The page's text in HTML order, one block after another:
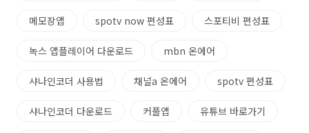
메모장앱 spotv now 편성표 스포티비 편성표
녹스 앱플레이어 다운로드 mbn 온에어
샤나인코더 사용법 채널a 온에어 spotv 편성표
샤나인코더 다운로드 커플앱 유튜브 바로가기